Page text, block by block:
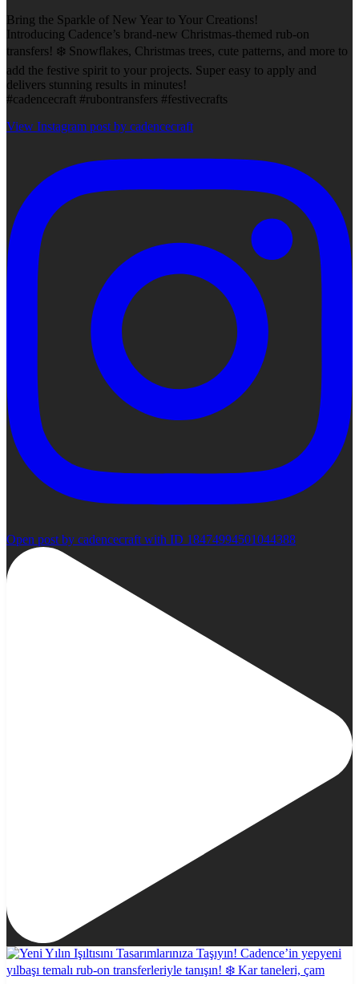
Bring the Sparkle of New Year to Your Creations!
Introducing Cadence’s brand-new Christmas-themed rub-on
transfers! ❄️ Snowflakes, Christmas trees, cute patterns, and more to
add the festive spirit to your projects. Super easy to apply and
delivers stunning results in minutes!
#cadencecraft #rubontransfers #festivecrafts
View Instagram post by cadencecraft
Open post by cadencecraft with ID 18474994501044388